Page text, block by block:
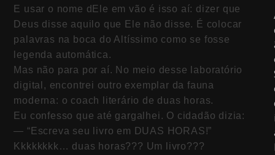
E usar o nome dEle em vão é isso aí: dizer que
Deus disse aquilo que Ele não disse. É colocar
palavras na boca do Altíssimo como se fosse
legenda automática.
Mas não para por aí. No meio desse laboratório
digital, encontrei outro exemplar da fauna
moderna: o coach literário de duas horas.
Eu confesso que até gargalhei. O cidadão dizia:
— “Escreva seu livro em DUAS HORAS!”
Kkkkkkkk… duas horas??? Um livro???